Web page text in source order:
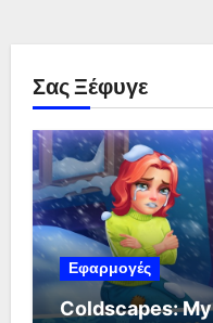
Σας Ξέφυγε
Εφαρμογές
Coldscapes: